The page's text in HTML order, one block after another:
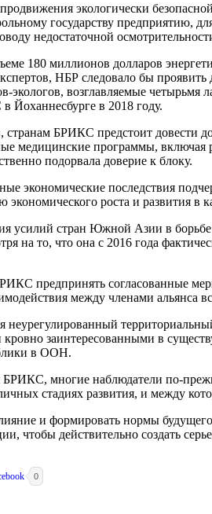
экологически
государству предприятию,
недостаточной
180 миллионов долларов
НБР следовало бы
экологов, возглавляемые
Йоханнесбурге в 2018 году.
БРИКС предстоит довести
медицинские программы, включая
подорвала доверие к блоку.
экономические последствия
роста и развития в
усилий стран Южной Азии в
на то, что она с 2016 года
предпринять согласованные
между членами альянса
заинтересованными в
в ООН.
БРИКС, многие наблюдатели по-
стадиях развития, и между
и формировать нормы
чтобы действительно создать
0